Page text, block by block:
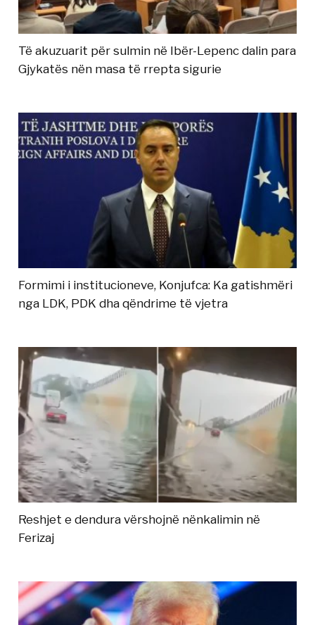
Të akuzuarit për sulmin në Ibër-Lepenc dalin para
Gjykatës nën masa të rrepta sigurie
Formimi i institucioneve, Konjufca: Ka gatishmëri
nga LDK, PDK dha qëndrime të vjetra
Reshjet e dendura vërshojnë nënkalimin në
Ferizaj